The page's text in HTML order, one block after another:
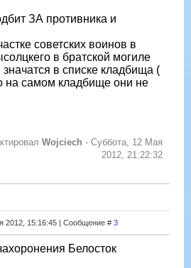
ЗА противника и
советских воинов в
в братской могиле
в списке кладбища (
на самом кладбище они не
Wojciech - Суббота, 12 Мая
2012, 21:22:32
2012, 15:16:45 | Сообщение # 3
Белосток